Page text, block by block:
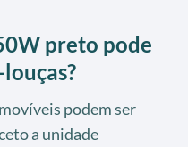
preto pode
podem ser
a unidade